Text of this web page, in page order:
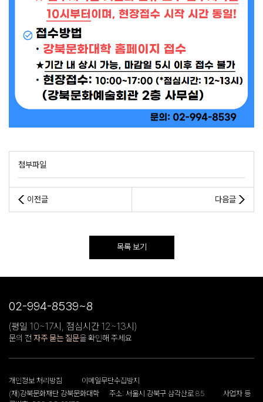
첨부파일
이전글 다음글
목록 보기
02-994-8539~8
(평일 10~17시, 점심시간 12~13시)
문의 전 자주 묻는 질문을 확인해 주세요
개인정보 처리방침
이메일무단수집방지
(재)강북문화재단 강북문화대학
주소: 서울시 강북구 삼각산로 85
사업자 등